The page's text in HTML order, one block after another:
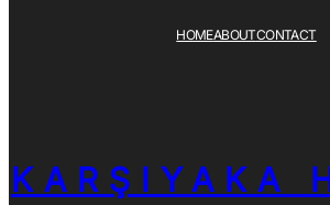
HOMEABOUTCONTACT
KARŞIYAKA